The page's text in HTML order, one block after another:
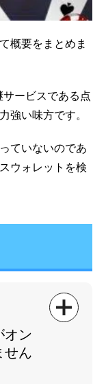
概要をまとめま
ービスである点
強い味方です。
ていないのであ
ウォレットを検
オン
せん